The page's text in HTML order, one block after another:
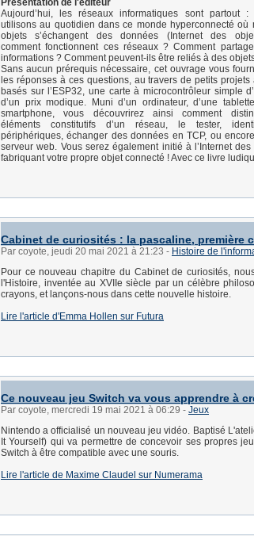
Présentation de l'éditeur
Aujourd’hui, les réseaux informatiques sont partout
utilisons au quotidien dans ce monde hyperconnecté où
objets s’échangent des données (Internet des
comment fonctionnent ces réseaux ? Comment
informations ? Comment peuvent-ils être reliés à des
Sans aucun prérequis nécessaire, cet ouvrage vous
les réponses à ces questions, au travers de petits projets
basés sur l’ESP32, une carte à microcontrôleur simple
d’un prix modique. Muni d’un ordinateur, d’une
smartphone, vous découvrirez ainsi comment
éléments constitutifs d’un réseau, le tester,
périphériques, échanger des données en TCP, ou
serveur web. Vous serez également initié à l’Internet
fabriquant votre propre objet connecté ! Avec ce livre
Cabinet de curiosités : la pascaline, première
Par coyote, jeudi 20 mai 2021 à 21:23 - Histoire de
Pour ce nouveau chapitre du Cabinet de curiosités,
l'Histoire, inventée au XVIIe siècle par un célèbre
crayons, et lançons-nous dans cette nouvelle histoire.
Lire l'article d'Emma Hollen sur Futura
Ce nouveau jeu Switch va vous apprendre à
Par coyote, mercredi 19 mai 2021 à 06:29 - Jeux
Nintendo a officialisé un nouveau jeu vidéo. Baptisé
It Yourself) qui va permettre de concevoir ses propres
Switch à être compatible avec une souris.
Lire l'article de Maxime Claudel sur Numerama